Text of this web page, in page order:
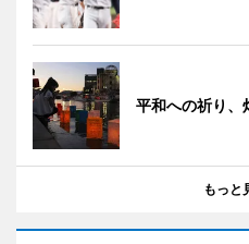
平和への祈り、
もっと